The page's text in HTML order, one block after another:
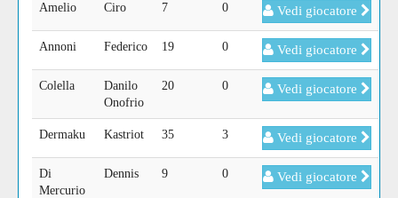
Amelio Ciro 7 0 Vedi giocatore
Annoni Federico 19 0 Vedi giocatore
Colella
Danilo
Onofrio
20 0 Vedi giocatore
Dermaku Kastriot 35 3 Vedi giocatore
Di
Mercurio
Dennis 9 0 Vedi giocatore